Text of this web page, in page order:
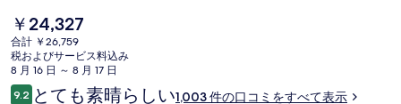
ギ
ャ
ラ
までは 4 分、地下鉄 コロン駅までは 6 分です。
現
在
の
料
金
は
￥24,327
合計 ￥26,759
税およびサービス料込み
8 月 16 日 ～ 8 月 17 日
口
9.210段階中9.2
とても素晴らしい1,003 件の口コミをすべて表示